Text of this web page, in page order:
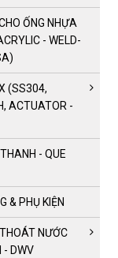
ỐNG NHỰA
- WELD-
(SS304,
ACTUATOR -
- QUE
& PHỤ KIỆN
NƯỚC
- DWV